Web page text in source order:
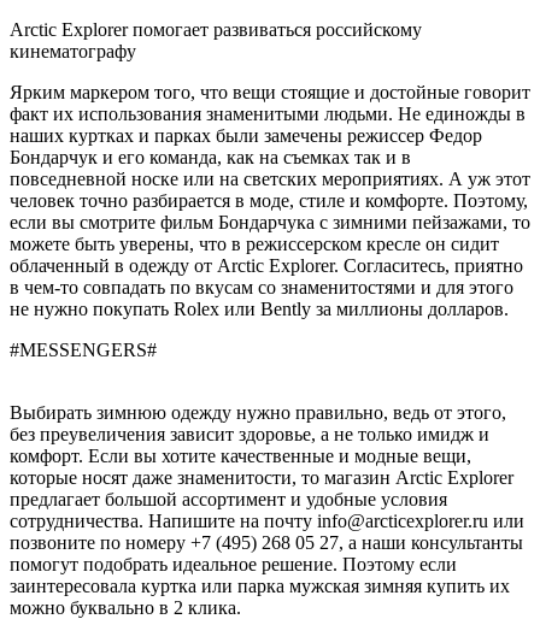
Аrctic Еxplorer помогает развиваться российскому
кинематографу
Ярким маркером того, что вещи стоящие и достойные говорит
факт их использования знаменитыми людьми. Не единожды в
наших куртках и парках были замечены режиссер Федор
Бондарчук и его команда, как на съемках так и в
повседневной носке или на светских мероприятиях. А уж этот
человек точно разбирается в моде, стиле и комфорте. Поэтому,
если вы смотрите фильм Бондарчука с зимними пейзажами, то
можете быть уверены, что в режиссерском кресле он сидит
облаченный в одежду от Аrctic Еxplorer. Согласитесь, приятно
в чем-то совпадать по вкусам со знаменитостями и для этого
не нужно покупать Rolex или Bently за миллионы долларов.
#MESSENGERS#
Выбирать зимнюю одежду нужно правильно, ведь от этого,
без преувеличения зависит здоровье, а не только имидж и
комфорт. Если вы хотите качественные и модные вещи,
которые носят даже знаменитости, то магазин Аrctic Еxplorer
предлагает большой ассортимент и удобные условия
сотрудничества. Напишите на почту info@arcticexplorer.ru или
позвоните по номеру +7 (495) 268 05 27, а наши консультанты
помогут подобрать идеальное решение. Поэтому если
заинтересовала куртка или парка мужская зимняя купить их
можно буквально в 2 клика.